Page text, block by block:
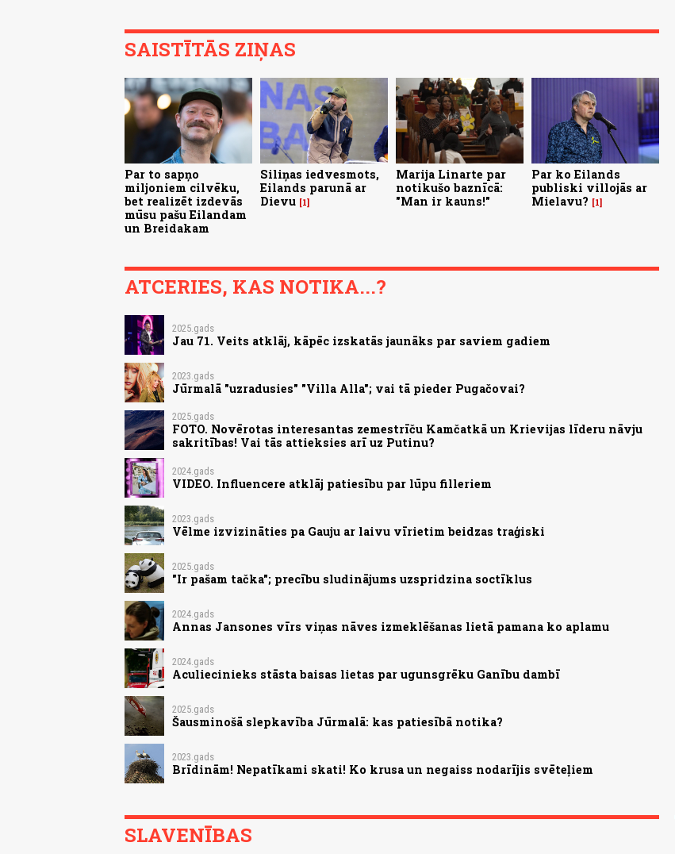
SAISTĪTĀS ZIŅAS
Par to sapņo
miljoniem cilvēku,
bet realizēt izdevās
mūsu pašu Eilandam
un Breidakam
Siliņas iedvesmots,
Eilands parunā ar
Dievu 1
Marija Linarte par
notikušo baznīcā:
"Man ir kauns!"
Par ko Eilands
publiski villojās ar
Mielavu?
1
ATCERIES, KAS NOTIKA...?
2025.gads
Jau 71. Veits atklāj, kāpēc izskatās jaunāks par saviem gadiem
2023.gads
Jūrmalā "uzradusies" "Villa Alla"; vai tā pieder Pugačovai?
2025.gads
FOTO. Novērotas interesantas zemestrīču Kamčatkā un Krievijas līderu nāvju
sakritības! Vai tās attieksies arī uz Putinu?
2024.gads
VIDEO. Influencere atklāj patiesību par lūpu filleriem
2023.gads
Vēlme izvizināties pa Gauju ar laivu vīrietim beidzas traģiski
2025.gads
"Ir pašam tačka"; precību sludinājums uzspridzina soctīklus
2024.gads
Annas Jansones vīrs viņas nāves izmeklēšanas lietā pamana ko aplamu
2024.gads
Aculiecinieks stāsta baisas lietas par ugunsgrēku Ganību dambī
2025.gads
Šausminošā slepkavība Jūrmalā: kas patiesībā notika?
2023.gads
Brīdinām! Nepatīkami skati! Ko krusa un negaiss nodarījis svēteļiem
SLAVENĪBAS